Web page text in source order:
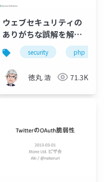
ウェブセキュリティの
ありがちな誤解を解説
する
security php
徳丸 浩 71.3K